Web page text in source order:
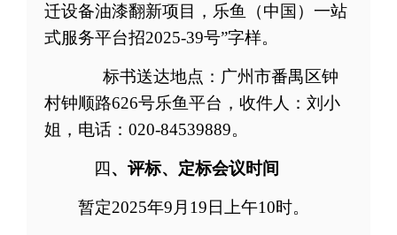
迁设备油漆翻新项目
，乐鱼（中国）一站
式服务平台招2025-39号”字样。
标书送达地点：广州市番禺区钟
村钟顺路626号乐鱼平台 ， 收件人：刘小
姐，电话： 020-84539889。
四 、评标、定标会议时间
暂定2025年9 月 19 日 上午10时。